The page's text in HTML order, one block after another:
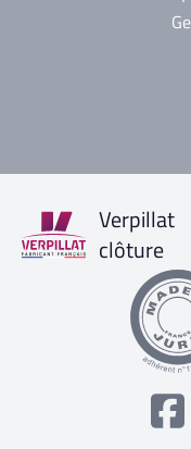
Verpillat
clôture